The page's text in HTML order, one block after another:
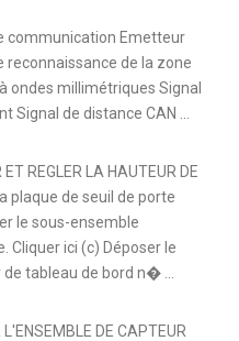
communication Emetteur
reconnaissance de la zone
ondes millimétriques Signal
Signal de distance CAN ...
ET REGLER LA HAUTEUR DE
plaque de seuil de porte
le sous-ensemble
Cliquer ici (c) Déposer le
tableau de bord n� ...
L'ENSEMBLE DE CAPTEUR